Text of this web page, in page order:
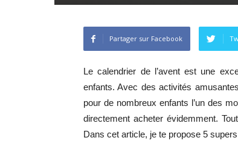
Partager sur Facebook
Le calendrier de l’avent est une
enfants. Avec des activités
pour de nombreux enfants l’un des
directement acheter évidemment.
Dans cet article, je te propose 5